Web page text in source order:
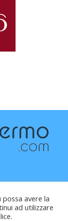
avere la
ad utilizzare